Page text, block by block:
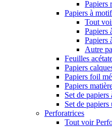
Papiers
Papiers à
Tout
Papiers
Papiers
Autre
Feuilles
Papiers
Papiers foil
Papiers
Set de papiers
Set de papiers
Perforatrices
Tout voir